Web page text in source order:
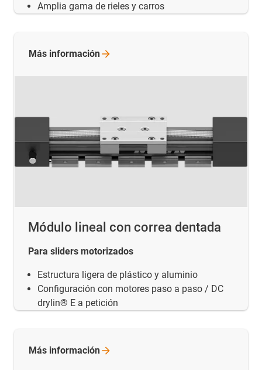
Amplia gama de rieles y carros
Módulo lineal con correa dentada
Para sliders motorizados
Estructura ligera de plástico y aluminio
Configuración con motores paso a paso / DC
drylin® E a petición
Más información
Más información